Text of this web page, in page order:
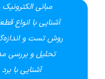
مبانی
آشنایی با انواع
روش تست و
تحلیل و بررسی
آشنایی با